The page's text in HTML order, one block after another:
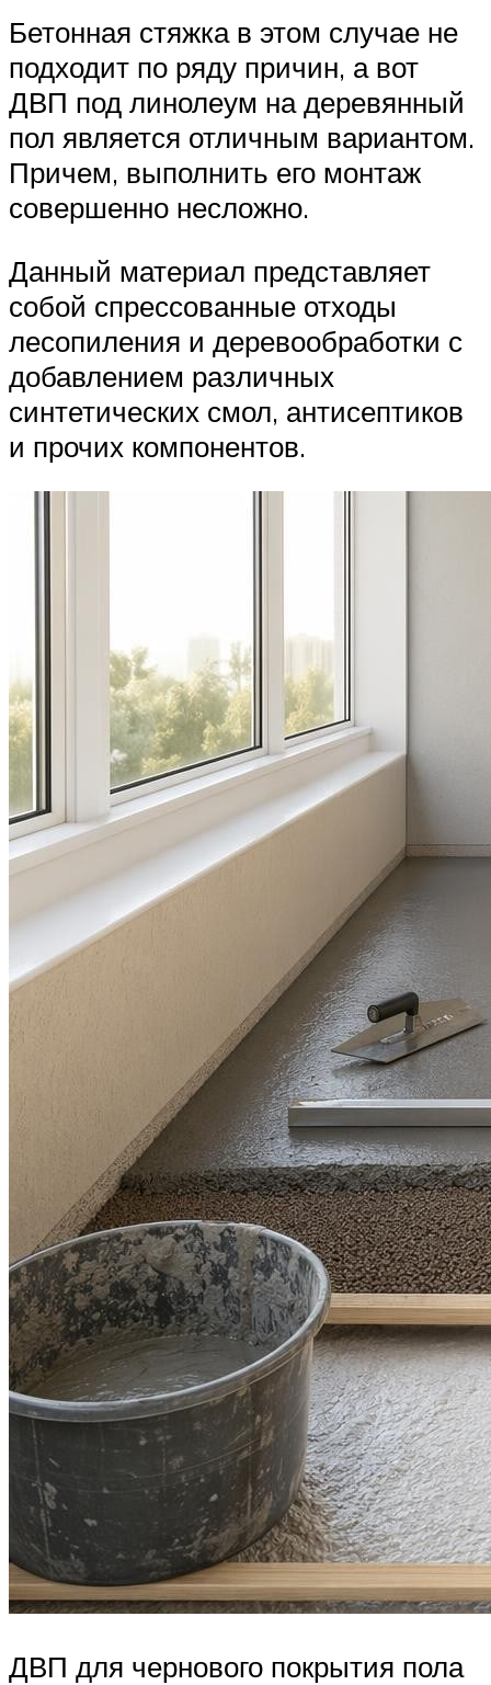
Бетонная стяжка в этом случае не
подходит по ряду причин, а вот
ДВП под линолеум на деревянный
пол является отличным вариантом.
Причем, выполнить его монтаж
совершенно несложно.
Данный материал представляет
собой спрессованные отходы
лесопиления и деревообработки с
добавлением различных
синтетических смол, антисептиков
и прочих компонентов.
ДВП для чернового покрытия пола